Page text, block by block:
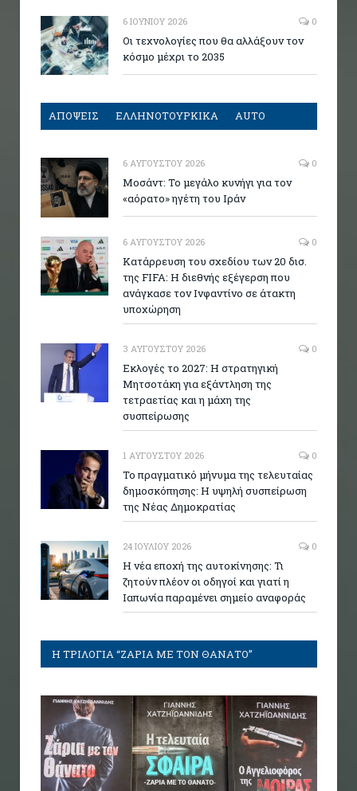
6 ΙΟΥΝΊΟΥ 2026 0
Οι τεχνολογίες που θα αλλάξουν τον
κόσμο μέχρι το 2035
ΑΠΟΨΕΙΣ ΕΛΛΗΝΟΤΟΥΡΚΙΚΑ AUTO
6 ΑΥΓΟΎΣΤΟΥ 2026 0
Μοσάντ: Το μεγάλο κυνήγι για τον
«αόρατο» ηγέτη του Ιράν
6 ΑΥΓΟΎΣΤΟΥ 2026 0
Κατάρρευση του σχεδίου των 20 δισ.
της FIFA: Η διεθνής εξέγερση που
ανάγκασε τον Ινφαντίνο σε άτακτη
υποχώρηση
3 ΑΥΓΟΎΣΤΟΥ 2026 0
Εκλογές το 2027: Η στρατηγική
Μητσοτάκη για εξάντληση της
τετραετίας και η μάχη της
συσπείρωσης
1 ΑΥΓΟΎΣΤΟΥ 2026 0
Το πραγματικό μήνυμα της τελευταίας
δημοσκόπησης: Η υψηλή συσπείρωση
της Νέας Δημοκρατίας
24 ΙΟΥΛΊΟΥ 2026 0
Η νέα εποχή της αυτοκίνησης: Τι
ζητούν πλέον οι οδηγοί και γιατί η
Ιαπωνία παραμένει σημείο αναφοράς
Η ΤΡΙΛΟΓΙΑ “ΖΑΡΙΑ ΜΕ ΤΟΝ ΘΑΝΑΤΟ”